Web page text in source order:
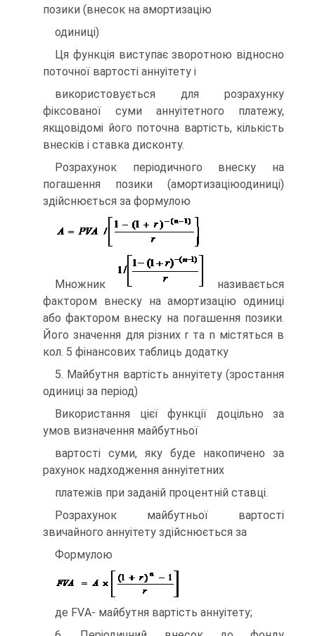
позики (внесок на амортизацію
одиниці)
Ця функція виступає зворотною відносно
поточної вартості аннуітету і
використовується для розрахунку
фіксованої суми аннуітетного платежу,
якщовідомі його поточна вартість, кількість
внесків і ставка дисконту.
Розрахунок періодичного внеску на
погашення позики (амортизаціюодиниці)
здійснюється за формулою
Множник
називається
фактором внеску на амортизацію одиниці
або фактором внеску на погашення позики.
Його значення для різних r та n містяться в
кол. 5 фінансових таблиць додатку
5. Майбутня вартість аннуітету (зростання
одиниці за період)
Використання цієї функції доцільно за
умов визначення майбутньої
вартості суми, яку буде накопичено за
рахунок надходження аннуітетних
платежів при заданій процентній ставці.
Розрахунок майбутньої вартості
звичайного аннуітету здійснюється за
Формулою
де FVА- майбутня вартість аннуітету;